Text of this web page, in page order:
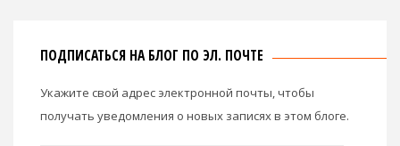
ПОДПИСАТЬСЯ НА БЛОГ ПО ЭЛ. ПОЧТЕ
Укажите свой адрес электронной почты, чтобы
получать уведомления о новых записях в этом блоге.